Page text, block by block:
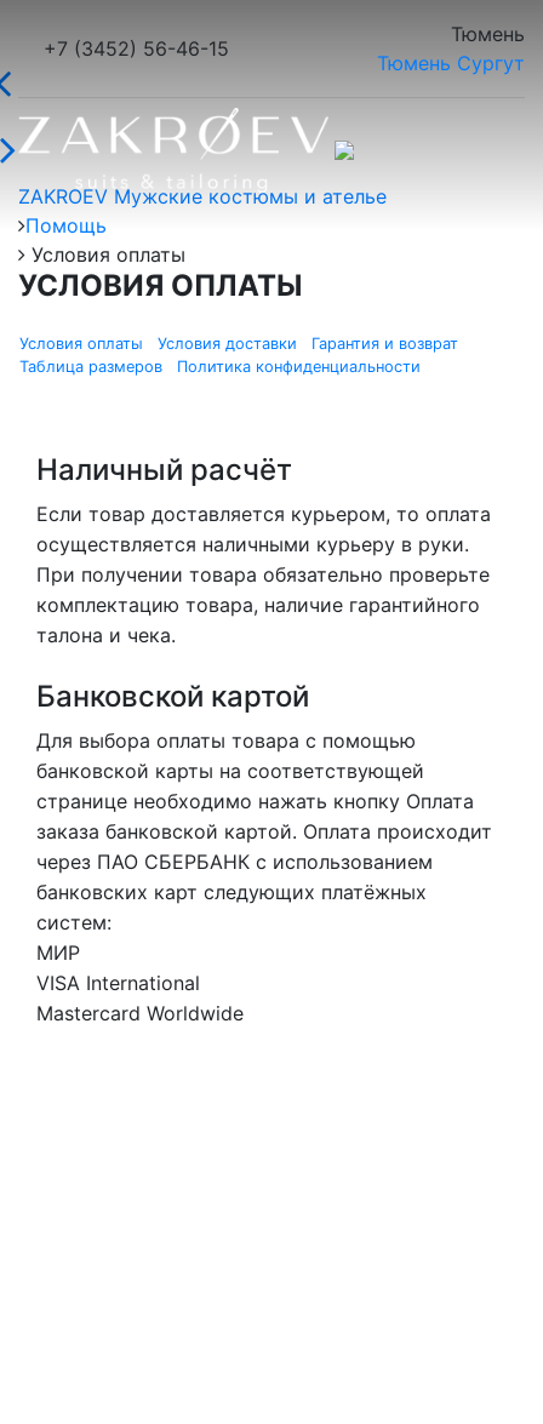
+7 (3452) 56-46-15
Тюмень
Тюмень Сургут
ZAKROEV Мужские костюмы и ателье
Помощь
Условия оплаты
УСЛОВИЯ ОПЛАТЫ
Условия оплаты Условия доставки
Гарантия и возврат
Таблица размеров
Политика конфиденциальности
Наличный расчёт
Если товар доставляется курьером, то оплата
осуществляется наличными курьеру в руки.
При получении товара обязательно проверьте
комплектацию товара, наличие гарантийного
талона и чека.
Банковской картой
Для выбора оплаты товара с помощью
банковской карты на соответствующей
странице необходимо нажать кнопку Оплата
заказа банковской картой. Оплата происходит
через ПАО СБЕРБАНК с использованием
банковских карт следующих платёжных
систем:
МИР
VISA International
Mastercard Worldwide